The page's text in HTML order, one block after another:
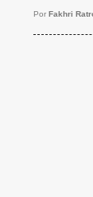
Por Fakhri